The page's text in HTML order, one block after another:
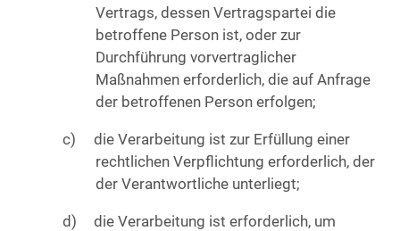
Vertrags, dessen Vertragspartei die
betroffene Person ist, oder zur
Durchführung vorvertraglicher
Maßnahmen erforderlich, die auf Anfrage
der betroffenen Person erfolgen;
die Verarbeitung ist zur Erfüllung einer
rechtlichen Verpflichtung erforderlich, der
der Verantwortliche unterliegt;
die Verarbeitung ist erforderlich, um